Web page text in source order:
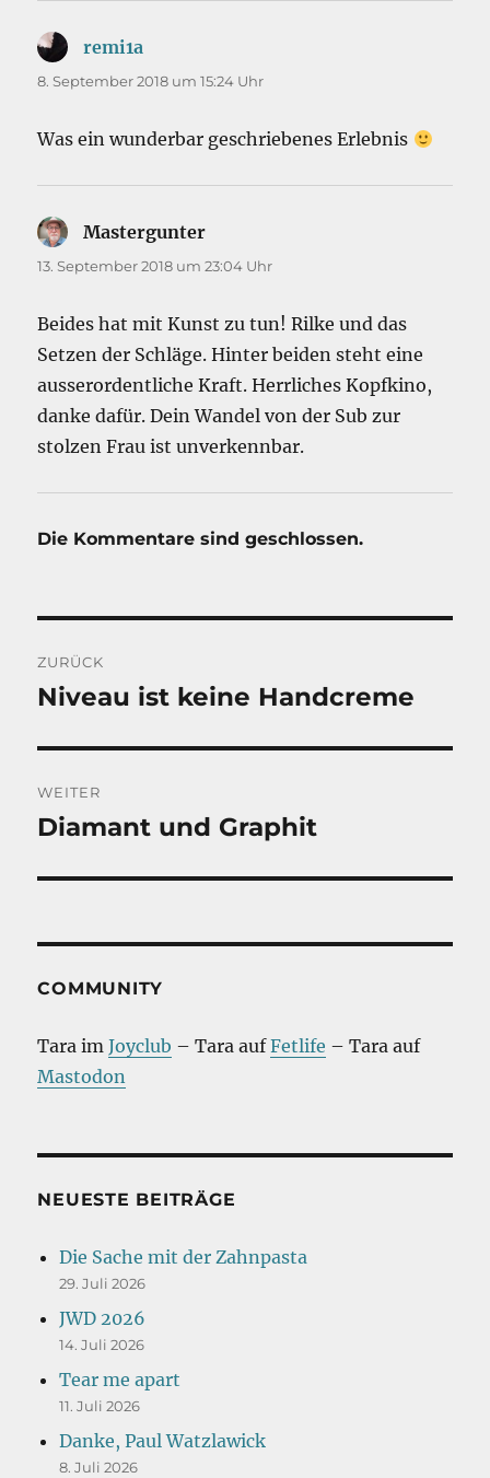
remi1a
8. September 2018 um 15:24 Uhr
Was ein wunderbar geschriebenes Erlebnis
Mastergunter
13. September 2018 um 23:04 Uhr
Beides hat mit Kunst zu tun! Rilke und das
Setzen der Schläge. Hinter beiden steht eine
ausserordentliche Kraft. Herrliches Kopfkino,
danke dafür. Dein Wandel von der Sub zur
stolzen Frau ist unverkennbar.
Die Kommentare sind geschlossen.
ZURÜCK
Vorheriger
Niveau ist keine Handcreme
WEITER
Nächster
Diamant und Graphit
COMMUNITY
Tara imJoyclub – Tara aufFetlife – Tara auf
Mastodon
NEUESTE BEITRÄGE
Die Sache mit der Zahnpasta
29. Juli 2026
JWD 2026
14. Juli 2026
Tear me apart
11. Juli 2026
Danke, Paul Watzlawick
8. Juli 2026